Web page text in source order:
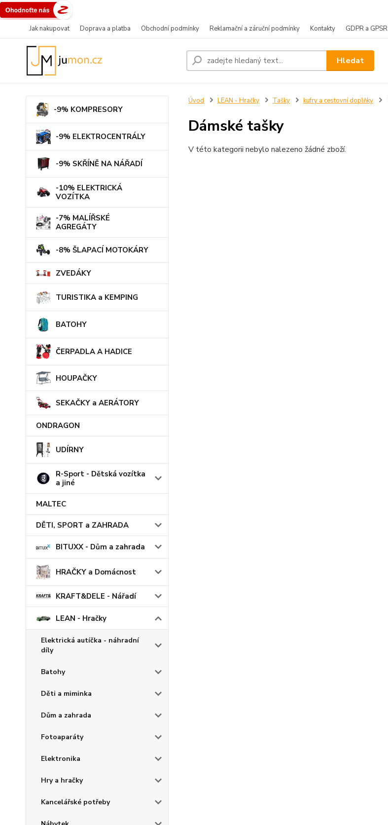
Jak nakupovat Doprava a platba Obchodní podmínky Reklamační a záruční podmínky Kontakty GDPR a GPSR
Hledat
-9% KOMPRESORY
-9% ELEKTROCENTRÁLY
-9% SKŘÍNĚ NA NÁŘADÍ
-10% ELEKTRICKÁ
VOZÍTKA
-7% MALÍŘSKÉ
AGREGÁTY
-8% ŠLAPACÍ MOTOKÁRY
ZVEDÁKY
TURISTIKA a KEMPING
BATOHY
ČERPADLA A HADICE
HOUPAČKY
SEKAČKY a AERÁTORY
ONDRAGON
UDÍRNY
R-Sport - Dětská vozítka
a jiné
MALTEC
DĚTI, SPORT a ZAHRADA
BITUXX - Dům a zahrada
HRAČKY a Domácnost
KRAFT&DELE - Nářadí
LEAN - Hračky
Elektrická autíčka - náhradní
díly
Batohy
Děti a miminka
Dům a zahrada
Fotoaparáty
Elektronika
Hry a hračky
Kancelářské potřeby
Úvod LEAN - Hračky Tašky kufry a cestovní doplňky
Dámské tašky
V této kategorii nebylo nalezeno žádné zboží.